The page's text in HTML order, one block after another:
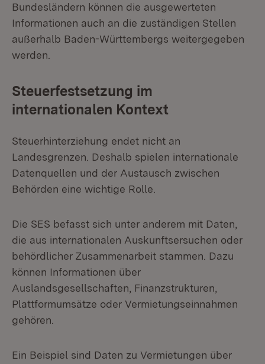
Bundesländern können die ausgewerteten
Informationen auch an die zuständigen Stellen
außerhalb Baden-Württembergs weitergegeben
werden.
Steuerfestsetzung im
internationalen Kontext
Steuerhinterziehung endet nicht an
Landesgrenzen. Deshalb spielen internationale
Datenquellen und der Austausch zwischen
Behörden eine wichtige Rolle.
Die SES befasst sich unter anderem mit Daten,
die aus internationalen Auskunftsersuchen oder
behördlicher Zusammenarbeit stammen. Dazu
können Informationen über
Auslandsgesellschaften, Finanzstrukturen,
Plattformumsätze oder Vermietungseinnahmen
gehören.
Ein Beispiel sind Daten zu Vermietungen über